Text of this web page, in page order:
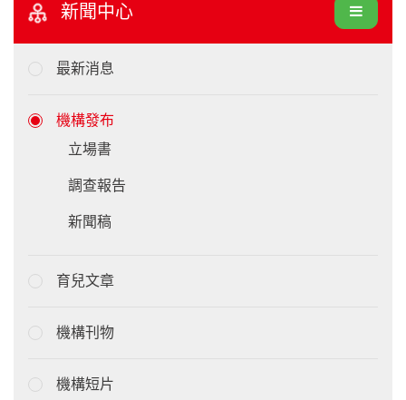
新聞中心
最新消息
機構發布
立場書
調查報告
新聞稿
育兒文章
機構刊物
機構短片